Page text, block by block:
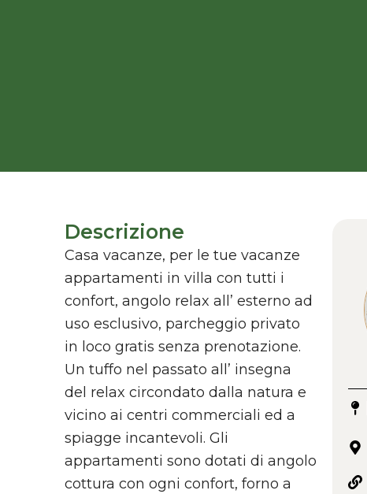
Descrizione
Casa vacanze, per le tue vacanze
appartamenti in villa con tutti i
confort, angolo relax all’ esterno ad
uso esclusivo, parcheggio privato
in loco gratis senza prenotazione.
Un tuffo nel passato all’ insegna
del relax circondato dalla natura e
vicino ai centri commerciali ed a
spiagge incantevoli. Gli
appartamenti sono dotati di angolo
cottura con ogni confort, forno a